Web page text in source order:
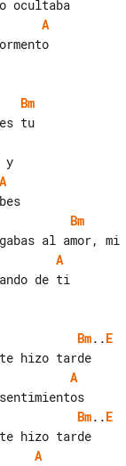
A
Bm
tu
A
Bm
A
de ti
Bm..E
A
Bm..E
A